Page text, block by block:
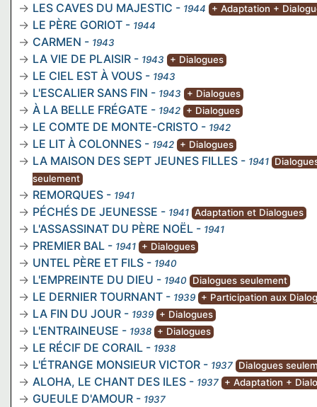
LES CAVES DU MAJESTIC - 1944 + Adaptation +
LE PÈRE GORIOT - 1944
CARMEN - 1943
LA VIE DE PLAISIR - 1943 + Dialogues
LE CIEL EST À VOUS - 1943
L'ESCALIER SANS FIN - 1943 + Dialogues
À LA BELLE FRÉGATE - 1942 + Dialogues
LE COMTE DE MONTE-CRISTO - 1942
LE LIT À COLONNES - 1942 + Dialogues
LA MAISON DES SEPT JEUNES FILLES - 1941
seulement
REMORQUES - 1941
PÉCHÉS DE JEUNESSE - 1941 Adaptation et Dialogues
L'ASSASSINAT DU PÈRE NOËL - 1941
PREMIER BAL - 1941 + Dialogues
UNTEL PÈRE ET FILS - 1940
L'EMPREINTE DU DIEU - 1940 Dialogues seulement
LE DERNIER TOURNANT - 1939 + Participation aux
LA FIN DU JOUR - 1939 + Dialogues
L'ENTRAINEUSE - 1938 + Dialogues
LE RÉCIF DE CORAIL - 1938
L'ÉTRANGE MONSIEUR VICTOR - 1937 Dialogues
ALOHA, LE CHANT DES ILES - 1937 + Adaptation +
GUEULE D'AMOUR - 1937